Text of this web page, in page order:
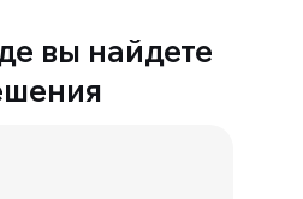
вы найдете